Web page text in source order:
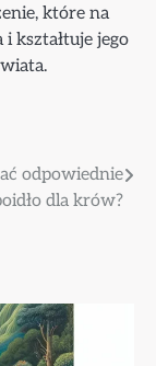
które na
kształtuje jego
odpowiednie
dla krów?